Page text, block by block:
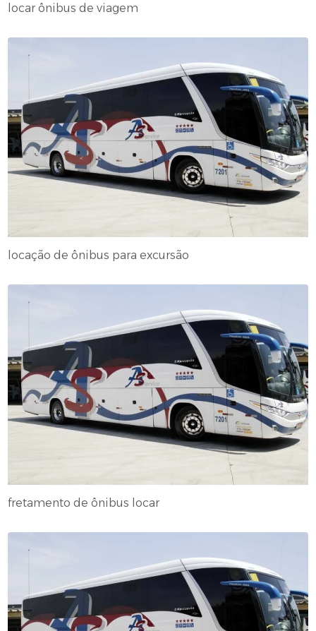
locar ônibus de viagem
locação de ônibus para excursão
fretamento de ônibus locar